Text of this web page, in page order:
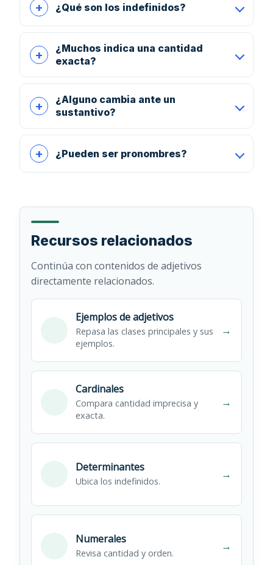
¿Qué son los indefinidos?
¿Muchos indica una cantidad
exacta?
¿Alguno cambia ante un
sustantivo?
¿Pueden ser pronombres?
Recursos relacionados
Continúa con contenidos de adjetivos
directamente relacionados.
Ejemplos de adjetivos
Repasa las clases principales y sus
ejemplos.
→
Cardinales
Compara cantidad imprecisa y
exacta.
→
Determinantes
Ubica los indefinidos.
→
Numerales
Revisa cantidad y orden.
→